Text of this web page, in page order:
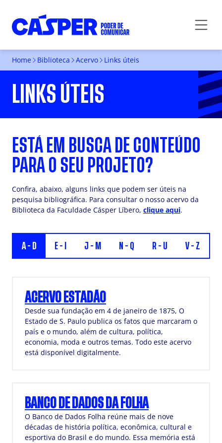
Home Biblioteca Acervo Links úteis
LINKS ÚTEIS
ESTÁ EM BUSCA DE CONTEÚDO
PARA O SEU PROJETO?
Confira, abaixo, alguns links que podem ser úteis na
pesquisa bibliográfica. Para consultar o nosso acervo da
Biblioteca da Faculdade Cásper Líbero, clique aqui.
A - D E - I J - M N - Q R - U V - Z
ACERVO ESTADÃO
Desde sua fundação em 4 de janeiro de 1875, O
Estado de S. Paulo publica os fatos que marcaram o
país e o mundo, além de cultura, política,
economia, moda e outros temas. Todo este acervo
está disponível digitalmente.
BANCO DE DADOS DA FOLHA
O Banco de Dados Folha reúne mais de nove
décadas de história política, econômica, cultural e
esportiva do Brasil e do mundo. Essa memória está